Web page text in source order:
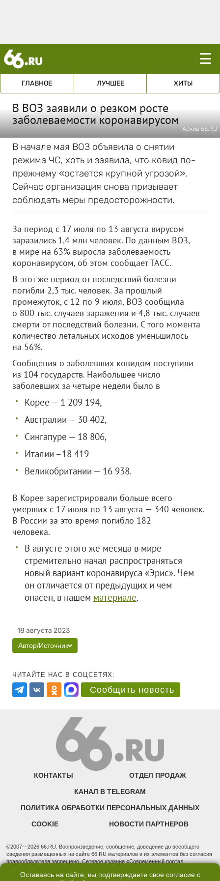
☰
ГЛАВНОЕ ЛУЧШЕЕ ХИТЫ
В ВОЗ заявили о резком росте
заболеваемости коронавирусом
Архив 66.RU
В начале мая ВОЗ объявила о снятии
режима ЧС, хоть и заявила, что ковид по-
прежнему «остается крупной угрозой».
Сейчас организация снова призывает
соблюдать меры предосторожности.
За период с 17 июля по 13 августа вирусом
заразились 1,4 млн человек. По данным ВОЗ,
в мире на 63% выросла заболеваемость
коронавирусом, об этом сообщает ТАСС.
В этот же период от последствий болезни
погибли 2,3 тыс. человек. За прошлый
промежуток, с 12 по 9 июля, ВОЗ сообщила
о 800 тыс. случаев заражения и 4,8 тыс. случаев
смерти от последствий болезни. С того момента
количество летальных исходов уменьшилось
на 56%.
Сообщения о заболевших ковидом поступили
из 104 государств. Наибольшее число
заболевших за четыре недели было в
Корее — 1 209 194,
Австралии — 30 402,
Сингапуре — 18 806,
Италии –18 419
Великобритании — 16 938.
В Корее зарегистрировали больше всего
умерших с 17 июля по 13 августа — 340 человек.
В России за это время погибло 182
человека.
В августе этого же месяца в мире
стремительно начал распространяться
новый вариант коронавируса «Эрис». Чем
он отличается от предыдущих и чем
опасен, в нашем материале.
18 августа 2023
Автор/Источник
ЧИТАЙТЕ НАС В СОЦСЕТЯХ:
Сообщить новость
КОНТАКТЫ ОТДЕЛ ПРОДАЖ
КАНАЛ В TELEGRAM
ПОЛИТИКА ОБРАБОТКИ ПЕРСОНАЛЬНЫХ ДАННЫХ
COOKIE НОВОСТИ ПАРТНЕРОВ
©2007—2026 66.RU. Воспроизведение, сообщение, доведение до всеобщего
сведения размещенных на сайте 66.RU материалов и их элементов без согласия
правообладателя запрещено. Сетевое издание «Современный портал
надзору в сфере связи, информационных технологий и массовых коммуникаций
Оставаясь на сайте, вы подтверждаете свое согласие с